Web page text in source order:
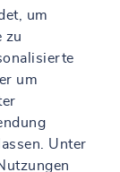
um
zu
um
Unter